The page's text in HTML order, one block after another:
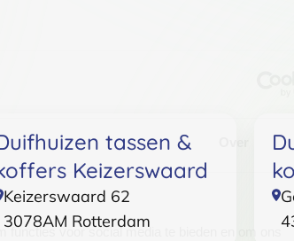
voor social media te bieden en om ons
tassen &
Keizerswaard
Keizerswaard 62
3078AM Rotterdam